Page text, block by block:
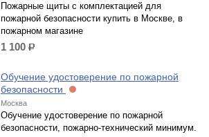
Пожарные щиты с комплектацией для
пожарной безопасности купить в Москве, в
пожарном магазине
1 100 р.
Обучение удостоверение по пожарной
безопасности
Москва
Обучение удостоверение по пожарной
безопасности, пожарно-технический минимум.